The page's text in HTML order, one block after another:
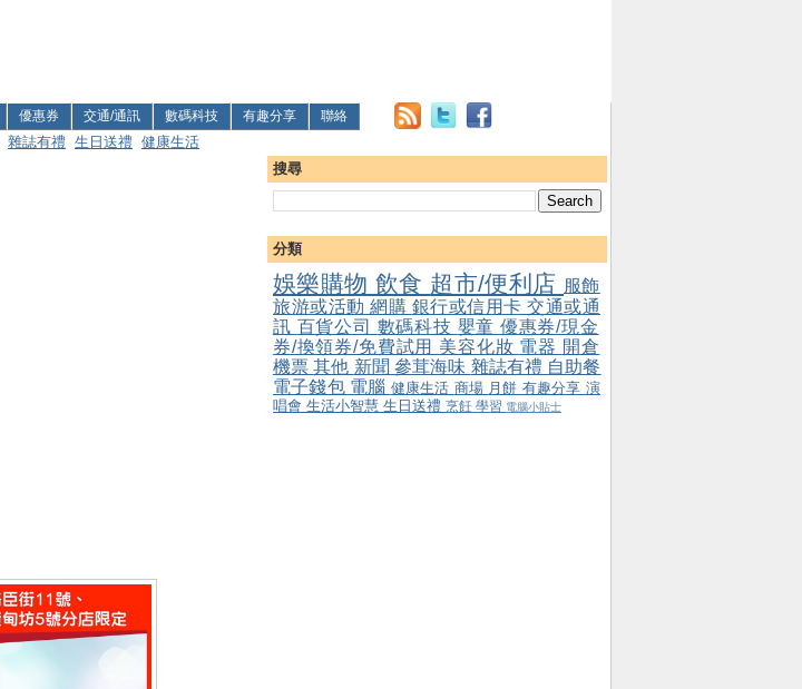
優惠券 交通/通訊 數碼科技 有趣分享 聯絡
雜誌有禮 生日送禮 健康生活
搜尋
分類
娛樂購物 飲食 超市/便利店 服飾
旅游或活動 網購 銀行或信用卡 交通或通
訊 百貨公司 數碼科技 嬰童 優惠券/現金
券/換領券/免費試用 美容化妝 電器 開倉
機票其他 新聞參茸海味 雜誌有禮 自助餐
電子錢包 電腦 健康生活 商場 月餅 有趣分享 演
唱會 生活小智慧 生日送禮 烹飪 學習 電腦小貼士